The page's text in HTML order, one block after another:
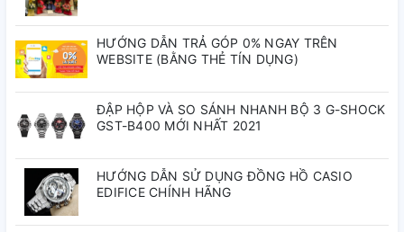
Phát sáng sau
Nháy sáng cùng với tiếng còi kêu để báo giờ, tín hiệu thời
gian hàng giờ
Đồng hồ bấm giờ 1/100 giây
Khả năng đo: 00'00"00~59'59"99 (cho 60 phút đầu tiên)
1:00'00~23:59'59 (sau 60 phút)
Đơn vị đo: 1/100 giây (cho 60 phút đầu tiên)
1 giây (sau 60 phút)
Chế độ đo: Thời gian đã trôi qua, ngắt giờ, thời gian về đích
thứ nhất - thứ hai
HƯỚNG DẪN TRẢ GÓP 0% NGAY TRÊN
WEBSITE (BẰNG THẺ TÍN DỤNG)
ĐẬP HỘP VÀ SO SÁNH NHANH BỘ 3 G-SHOCK
GST-B400 MỚI NHẤT 2021
HƯỚNG DẪN SỬ DỤNG ĐỒNG HỒ CASIO
EDIFICE CHÍNH HÃNG